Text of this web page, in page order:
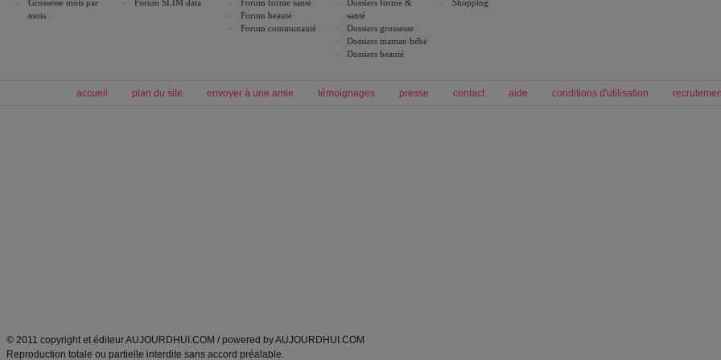
Grossesse mois par
mois
Forum SLIM data
Forum forme santé
Forum beauté
Forum communauté
Dossiers forme &
santé
Dossiers grossesse
Dossiers maman bébé
Dossiers beauté
Shopping
accueil plan du site envoyer à une amie témoignages presse contact aide conditions d'utilisation
© 2011 copyright et éditeur AUJOURDHUI.COM / powered by AUJOURDHUI.COM
Reproduction totale ou partielle interdite sans accord préalable.